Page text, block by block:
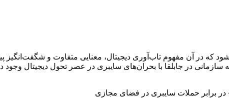
که در آن مفهوم تاب‌آوری دیجیتال، معنایی متفاوت و شگفت‌انگیز
در جابلقا با بحران‌های سایبری در عصر تحول دیجیتال وجود
در برابر حملات سایبری در فضای مجازی